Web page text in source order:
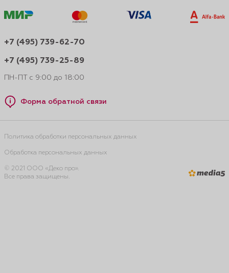
+7 (495) 739-62-70
+7 (495) 739-25-89
ПН-ПТ с 9:00 до 18:00
Форма обратной связи
Политика обработки персональных данных
Обработка персональных данных
© 2021 ООО «Деко про».
Все права защищены.